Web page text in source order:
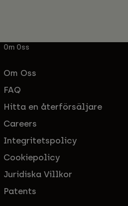
Om Oss
Om Oss
FAQ
Hitta en återförsäljare
Careers
Integritetspolicy
Cookiepolicy
Juridiska Villkor
Patents